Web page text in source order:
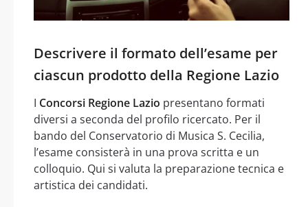
Descrivere il formato dell’esame per
ciascun prodotto della Regione Lazio
I Concorsi Regione Lazio presentano formati
diversi a seconda del profilo ricercato. Per il
bando del Conservatorio di Musica S. Cecilia,
l’esame consisterà in una prova scritta e un
colloquio. Qui si valuta la preparazione tecnica e
artistica dei candidati.